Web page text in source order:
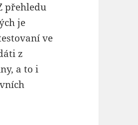
přehledu
je
ve
z
a to i
cizích jazyků